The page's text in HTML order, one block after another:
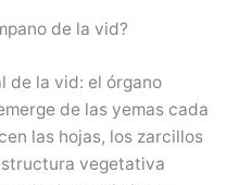
de la vid?
de la vid: el órgano
de las yemas cada
las hojas, los zarcillos
vegetativa